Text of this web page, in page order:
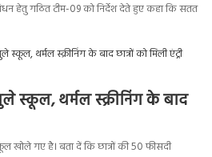
हेतु गठित टीम-09 को निर्देश देते हुए कहा कि सतत
स्कूल, थर्मल स्क्रीनिंग के बाद
खोले गए है। बता दें कि छात्रों की 50 फीसदी